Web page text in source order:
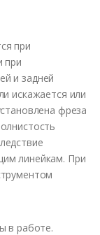
при
при
и задней
искажается или
фреза
линейкам. При
в работе.